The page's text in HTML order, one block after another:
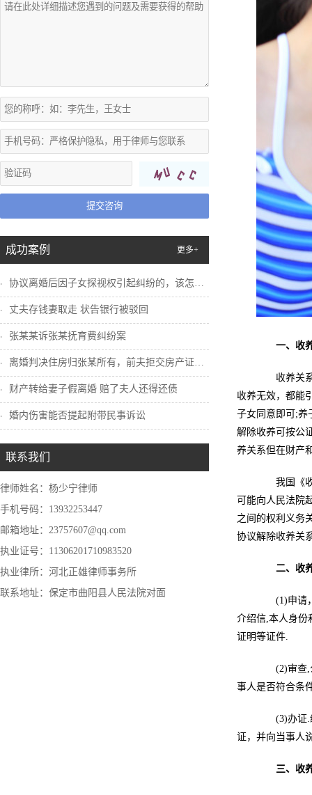
提交咨询
成功案例 更多+
协议离婚后因子女探视权引起纠纷的，该怎么...
丈夫存钱妻取走 状告银行被驳回
张某某诉张某抚育费纠纷案
离婚判决住房归张某所有，前夫拒交房产证怎...
财产转给妻子假离婚 赔了夫人还得还债
婚内伤害能否提起附带民事诉讼
联系我们
律师姓名：杨少宁律师
手机号码：13932253447
邮箱地址：23757607@qq.com
执业证号：11306201710983520
执业律所：河北正雄律师事务所
联系地址：保定市曲阳县人民法院对面
一、收
收养关系
收养无效，都能
子女同意即可;养
解除收养可按公
养关系但在财产
我国《收
可能向人民法院
之间的权利义务
协议解除收养关
二、 收
(1)申请，
介绍信,本人身份
证明等证件.
(2)审查,公
事人是否符合条
(3)办证.经
证，并向当事人
三、收